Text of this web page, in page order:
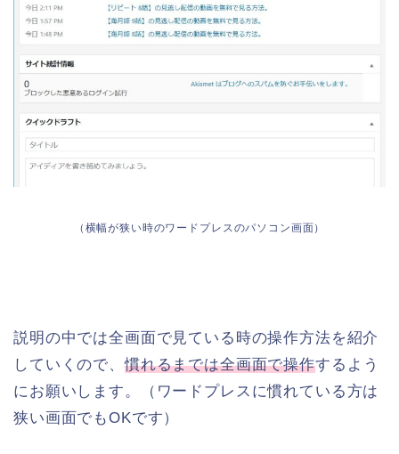
（横幅が狭い時のワードプレスのパソコン画面）
説明の中では全画面で見ている時の操作方法を紹介
していくので、慣れるまでは全画面で操作するよう
にお願いします。（ワードプレスに慣れている方は
狭い画面でもOKです）